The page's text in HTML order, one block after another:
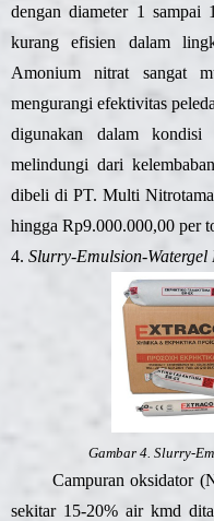
dengan diameter 1
kurang efisien dalam
Amonium nitrat sangat
mengurangi efektivitas
digunakan dalam
melindungi dari
dibeli di PT. Multi
hingga Rp9.000.000,00 per
4. Slurry-Emulsion-Watergel
Gambar 4. Slurry-
Campuran oksidator
sekitar 15-20% air kmd